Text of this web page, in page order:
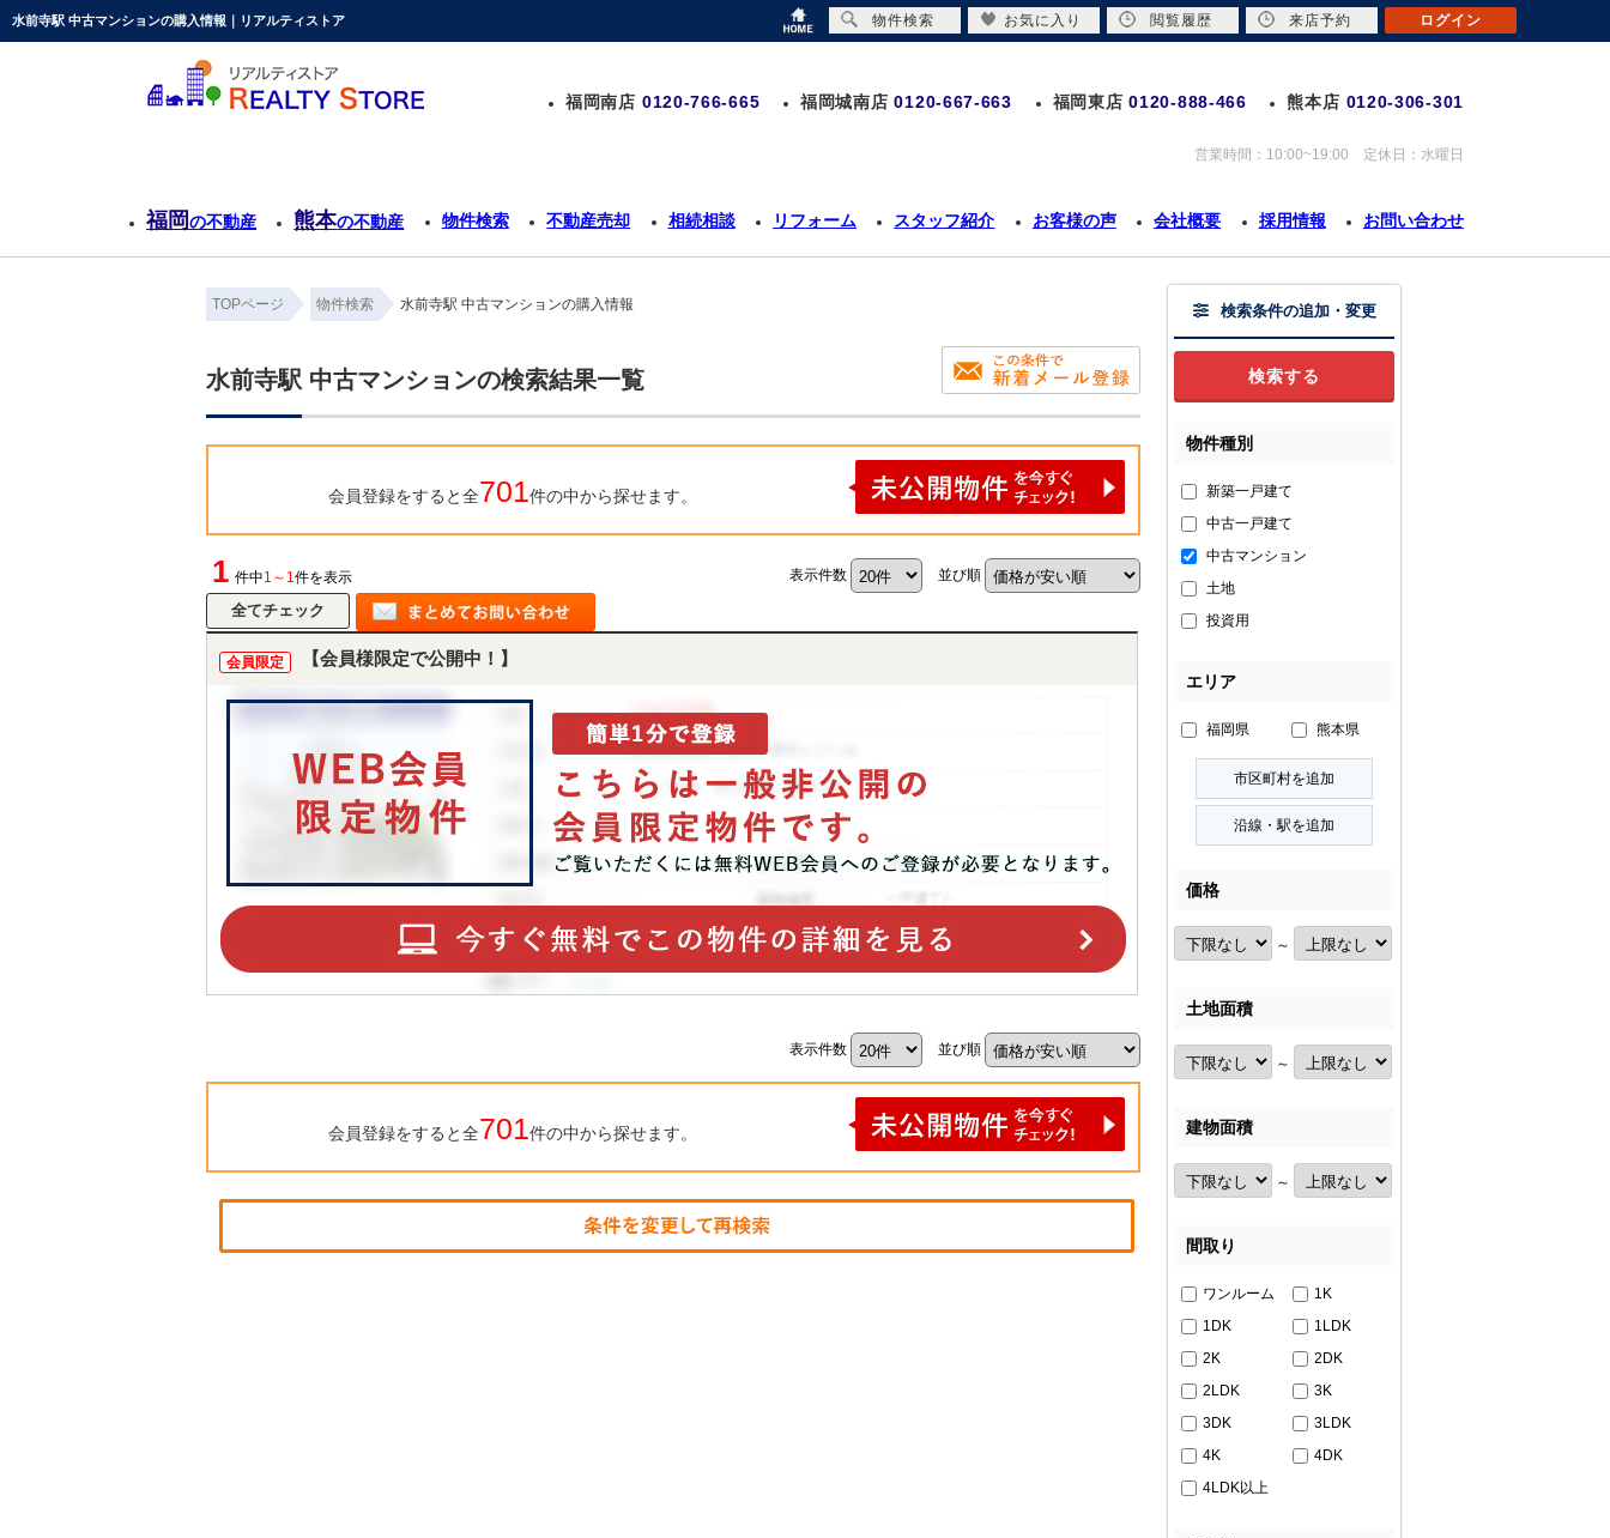
水前寺駅 中古マンションの購入情報｜リアルティストア
福岡南店 0120-766-665 福岡城南店 0120-667-663 福岡東店 0120-888-466 熊本店 0120-306-301
営業時間：10:00~19:00 定休日：水曜日
福岡の不動産 熊本の不動産 物件検索 不動産売却 相続相談 リフォーム スタッフ紹介 お客様の声 会社概要 採用情報 お問い合わせ
TOPページ 物件検索 水前寺駅 中古マンションの購入情報
水前寺駅 中古マンションの検索結果一覧
会員登録をすると全701件の中から探せます。
1 件中1～1件を表示 表示件数 並び順
会員限定 【会員様限定で公開中！】
表示件数 並び順
会員登録をすると全701件の中から探せます。
検索条件の追加・変更
物件種別
新築一戸建て
中古一戸建て
中古マンション
土地
投資用
エリア
福岡県 熊本県
価格
～
土地面積
～
建物面積
～
間取り
ワンルーム
1K
1DK
1LDK
2K
2DK
2LDK
3K
3DK
3LDK
4K
4DK
4LDK以上
物件検索 お気に入り 閲覧履歴 来店予約 ログイン